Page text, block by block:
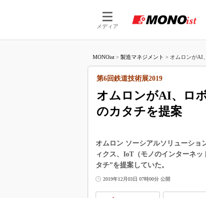
メディア
つながる
MONOist > 製造マネジメント > オムロンがAI
オムロンがAI、ロ
のカタチを提案
第6回鉄道技術展2019
オムロン ソーシアルソリューショ
ィクス、IoT（モノのインターネ
タチ”を提案していた。
2019年12月03日 07時00分 公開